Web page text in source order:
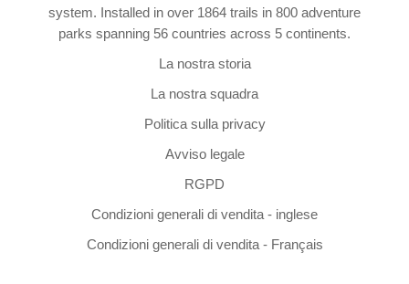
system. Installed in over 1864 trails in 800 adventure
parks spanning 56 countries across 5 continents.
La nostra storia
La nostra squadra
Politica sulla privacy
Avviso legale
RGPD
Condizioni generali di vendita - inglese
Condizioni generali di vendita - Français